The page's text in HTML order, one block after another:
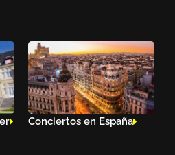
Conciertos en España